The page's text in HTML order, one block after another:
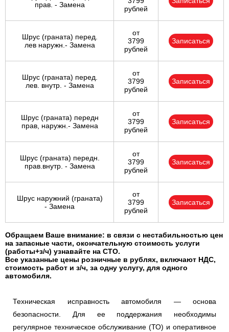
прав. - Замена
рублей
Шрус (граната) перед.
лев наружн.- Замена
от
3799
рублей
Записаться
Шрус (граната) перед.
лев. внутр. - Замена
от
3799
рублей
Записаться
Шрус (граната) передн
прав, наружн.- Замена
от
3799
рублей
Записаться
Шрус (граната) передн.
прав.внутр. - Замена
от
3799
рублей
Записаться
Шрус наружний (граната)
- Замена
от
3799
рублей
Записаться
Обращаем Ваше внимание: в связи с нестабильностью цен
на запасные части, окончательную стоимость услуги
(работы+з/ч) узнавайте на СТО.
Все указанные цены розничные в рублях, включают НДС,
стоимость работ и з/ч, за одну услугу, для одного
автомобиля.
Техническая исправность автомобиля — основа
безопасности. Для ее поддержания необходимы
регулярное техническое обслуживание (ТО) и оперативное